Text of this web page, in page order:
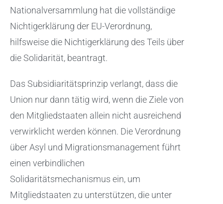
Nationalversammlung hat die vollständige
Nichtigerklärung der EU-Verordnung,
hilfsweise die Nichtigerklärung des Teils über
die Solidarität, beantragt.
Das Subsidiaritätsprinzip verlangt, dass die
Union nur dann tätig wird, wenn die Ziele von
den Mitgliedstaaten allein nicht ausreichend
verwirklicht werden können. Die Verordnung
über Asyl und Migrationsmanagement führt
einen verbindlichen
Solidaritätsmechanismus ein, um
Mitgliedstaaten zu unterstützen, die unter